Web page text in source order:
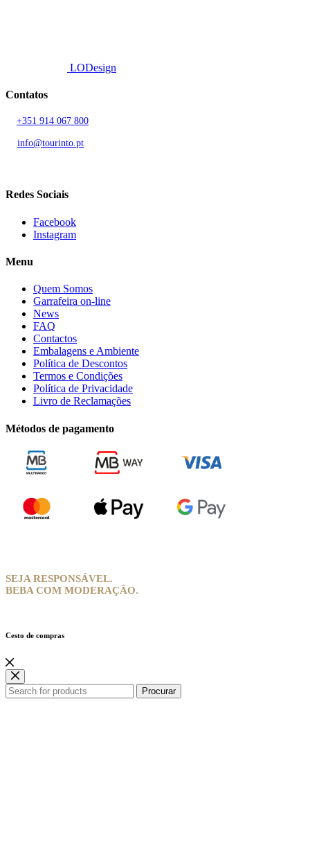
LODesign
Contatos
+351 914 067 800
info@tourinto.pt
Redes Sociais
Facebook
Instagram
Menu
Quem Somos
Garrafeira on-line
News
FAQ
Contactos
Embalagens e Ambiente
Política de Descontos
Termos e Condições
Política de Privacidade
Livro de Reclamações
Métodos de pagamento
SEJA RESPONSÁVEL.
BEBA COM MODERAÇÃO.
Cesto de compras
Procurar